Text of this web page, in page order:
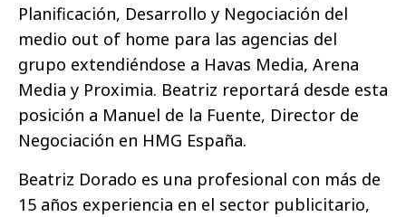
Planificación, Desarrollo y Negociación del
medio out of home para las agencias del
grupo extendiéndose a Havas Media, Arena
Media y Proximia. Beatriz reportará desde esta
posición a Manuel de la Fuente, Director de
Negociación en HMG España.
Beatriz Dorado es una profesional con más de
15 años experiencia en el sector publicitario,